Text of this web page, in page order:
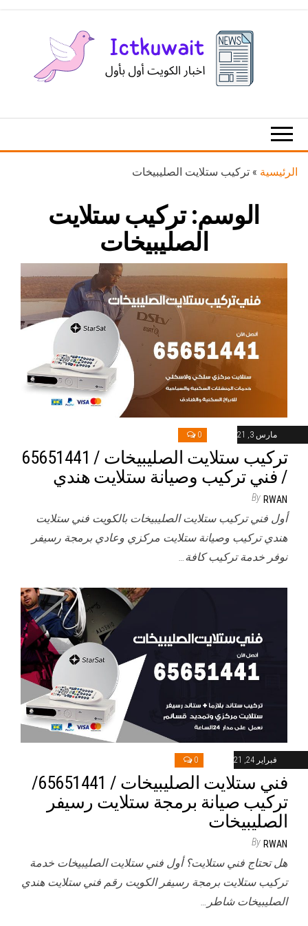
الكويت
الرئيسية » تركيب ستلايت الصليبيخات
الوسم:تركيب ستلايت
الصليبيخات
مارس 3, 2021 0
تركيب ستلايت الصليبيخات / 65651441
/ فني تركيب وصيانة ستلايت هندي
By RWAN
أول فني تركيب ستلايت الصليبيخات بالكويت فني ستلايت
هندي تركيب وصيانة ستلايت مركزي وعادي برمجة رسيفر
نوفر خدمة تركيب كافة…
فبراير 24, 2021 0
فني ستلايت الصليبيخات / 65651441/
تركيب صيانة برمجة ستلايت رسيفر
الصليبيخات
By RWAN
هل تحتاج فني ستلايت؟ أول فني ستلايت الصليبيخات خدمة
تركيب ستلايت برمجة رسيفر الكويت رقم فني ستلايت هندي
الصليبيخات شاطر…